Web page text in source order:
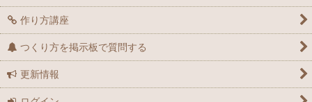
作り方講座
つくり方を掲示板で質問する
更新情報